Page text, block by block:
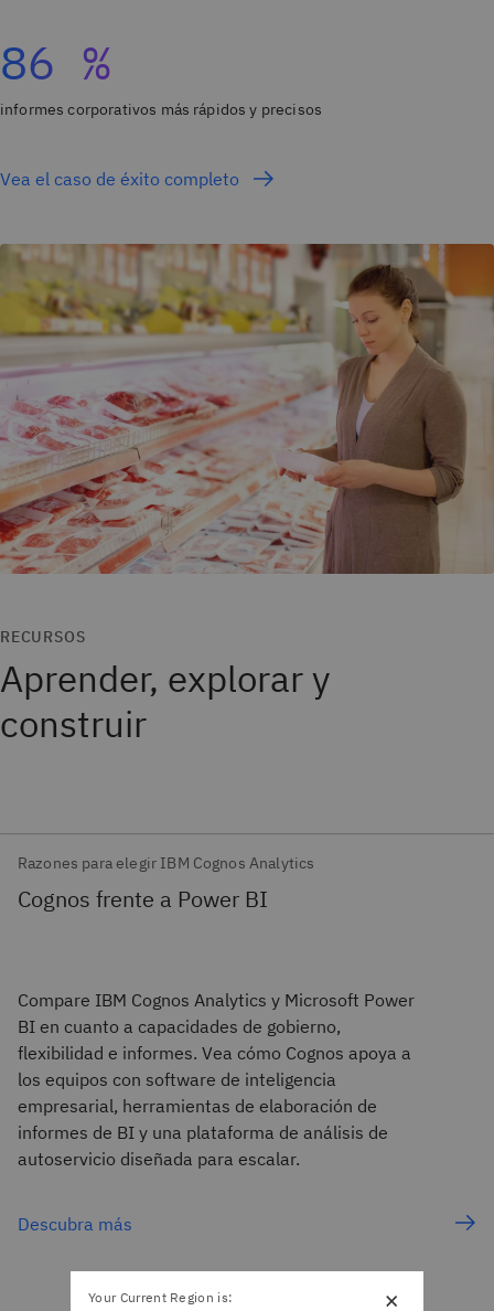
86 %
informes corporativos más rápidos y precisos
Vea el caso de éxito completo
RECURSOS
Aprender, explorar y
construir
Razones para elegir IBM Cognos Analytics
Cognos frente a Power BI
Compare IBM Cognos Analytics y Microsoft Power
BI en cuanto a capacidades de gobierno,
flexibilidad e informes. Vea cómo Cognos apoya a
los equipos con software de inteligencia
empresarial, herramientas de elaboración de
informes de BI y una plataforma de análisis de
autoservicio diseñada para escalar.
Descubra más
×
Your Current Region is: